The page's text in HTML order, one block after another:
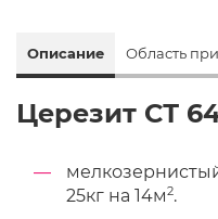
Описание Область
Церезит СТ
25кг на 14м2.